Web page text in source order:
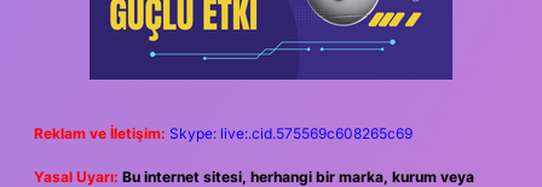
Reklam ve İletişim: Skype: live:.cid.575569c608265c69
Yasal Uyarı: Bu internet sitesi, herhangi bir marka, kurum veya